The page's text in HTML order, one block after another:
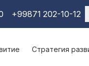
+99871 202-10-12
Стратегия